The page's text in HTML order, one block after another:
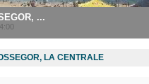
...
LA CENTRALE